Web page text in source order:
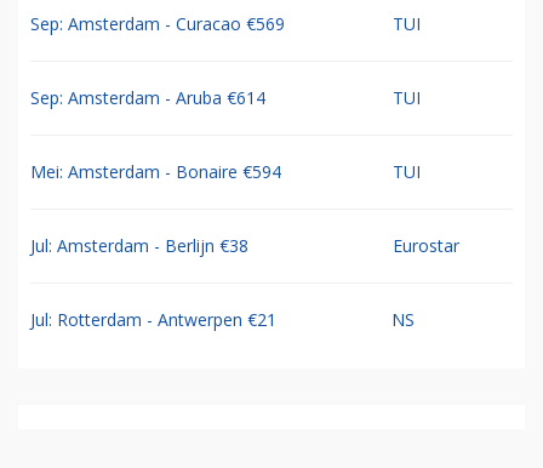
Sep: Amsterdam - Curacao €569 TUI
Sep: Amsterdam - Aruba €614 TUI
Mei: Amsterdam - Bonaire €594 TUI
Jul: Amsterdam - Berlijn €38 Eurostar
Jul: Rotterdam - Antwerpen €21 NS